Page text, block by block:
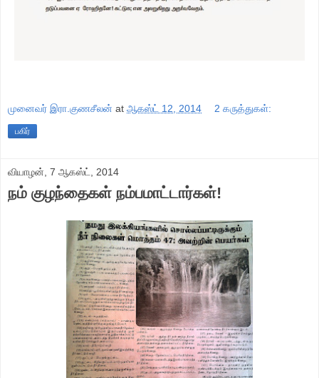
முனைவர் இரா.குணசீலன் at ஆகஸ்ட் 12, 2014 2 கருத்துகள்:
பகிர்
வியாழன், 7 ஆகஸ்ட், 2014
நம் குழந்தைகள் நம்பமாட்டார்கள்!